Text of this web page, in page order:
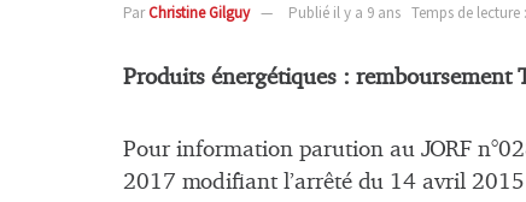
ParChristine Gilguy Publié il y a 9 ans Temps de lecture
Produits énergétiques : remboursement
Pour information parution au JORF
2017 modifiant l’arrêté du 14 avril